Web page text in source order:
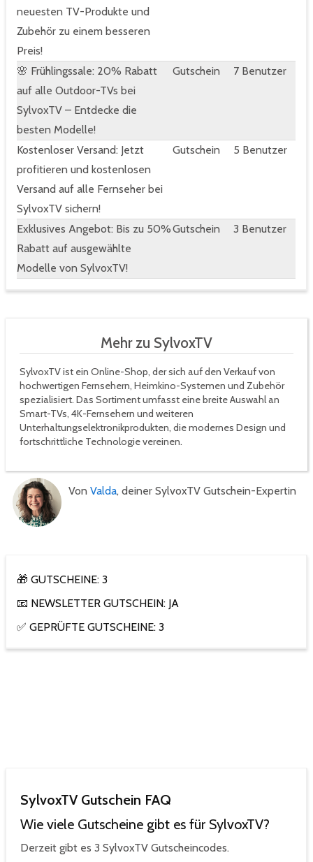
neuesten TV-Produkte und
Zubehör zu einem besseren
Preis!
🌸 Frühlingssale: 20% Rabatt
auf alle Outdoor-TVs bei
SylvoxTV – Entdecke die
besten Modelle!
Gutschein 7 Benutzer
Kostenloser Versand: Jetzt
profitieren und kostenlosen
Versand auf alle Fernseher bei
SylvoxTV sichern!
Gutschein 5 Benutzer
Exklusives Angebot: Bis zu 50%
Rabatt auf ausgewählte
Modelle von SylvoxTV!
Gutschein 3 Benutzer
Mehr zu SylvoxTV
SylvoxTV ist ein Online-Shop, der sich auf den Verkauf von
hochwertigen Fernsehern, Heimkino-Systemen und Zubehör
spezialisiert. Das Sortiment umfasst eine breite Auswahl an
Smart-TVs, 4K-Fernsehern und weiteren
Unterhaltungselektronikprodukten, die modernes Design und
fortschrittliche Technologie vereinen.
Von Valda, deiner SylvoxTV Gutschein-Expertin
🎁 GUTSCHEINE: 3
📧 NEWSLETTER GUTSCHEIN: JA
✅ GEPRÜFTE GUTSCHEINE: 3
SylvoxTV Gutschein FAQ
Wie viele Gutscheine gibt es für SylvoxTV?
Derzeit gibt es 3 SylvoxTV Gutscheincodes.